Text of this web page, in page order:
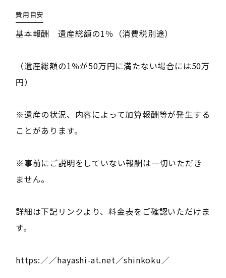
費用目安
基本報酬 遺産総額の1％（消費税別途）
（遺産総額の1％が50万円に満たない場合には50万
円）
※遺産の状況、内容によって加算報酬等が発生する
ことがあります。
※事前にご説明をしていない報酬は一切いただき
ません。
詳細は下記リンクより、料金表をご確認いただけま
す。
https:／／hayashi-at.net／shinkoku／